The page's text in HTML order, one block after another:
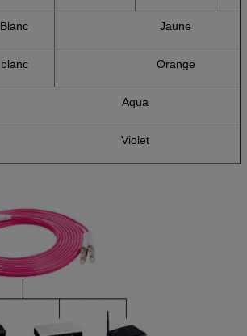
Blanc Jaune
blanc Orange
Aqua
Violet